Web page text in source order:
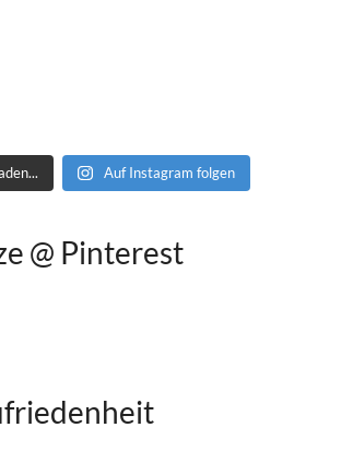
Auf Instagram folgen
@ Pinterest